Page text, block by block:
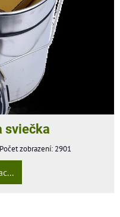
sviečka
Počet zobrazení: 2901